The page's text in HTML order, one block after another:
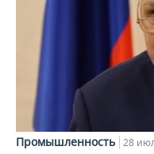
Промышленность 28